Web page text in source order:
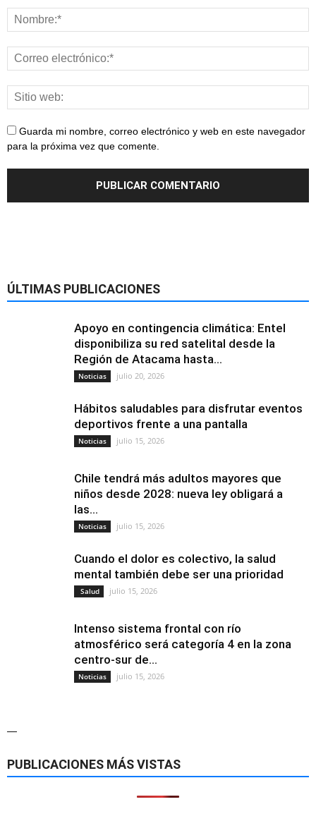
Guarda mi nombre, correo electrónico y web en este navegador
para la próxima vez que comente.
ÚLTIMAS PUBLICACIONES
Apoyo en contingencia climática: Entel
disponibiliza su red satelital desde la
Región de Atacama hasta...
Noticias julio 20, 2026
Hábitos saludables para disfrutar eventos
deportivos frente a una pantalla
Noticias julio 15, 2026
Chile tendrá más adultos mayores que
niños desde 2028: nueva ley obligará a
las...
Noticias julio 15, 2026
Cuando el dolor es colectivo, la salud
mental también debe ser una prioridad
Salud julio 15, 2026
Intenso sistema frontal con río
atmosférico será categoría 4 en la zona
centro-sur de...
Noticias julio 15, 2026
—
PUBLICACIONES MÁS VISTAS